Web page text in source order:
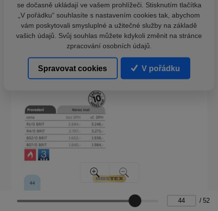
/ 52
se dočasně ukládají ve vašem prohlížeči. Stisknutím tlačítka
„V pořádku“ souhlasíte s nastavením cookies tak, abychom
vám poskytovali smysluplné a užitečné služby na základě
vašich údajů. Svůj souhlas můžete kdykoli změnit na stránce
zpracování osobních údajů.
Spravovat cookies V pořádku